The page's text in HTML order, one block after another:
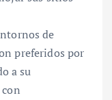
de
preferidos por
a su